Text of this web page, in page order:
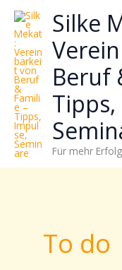
Zum
Inhalt
springen
Silke
Beruf
Für mehr
To do
wie
sich
Stress
reduzieren
Energie
gezielter
einsetzen
lässt?
Einfach